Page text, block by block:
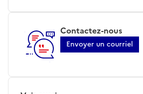
Contactez-nous
Envoyer un courriel